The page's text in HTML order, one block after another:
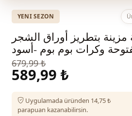
YENI SEZON
بتطريز أوراق الشجر
وكرات بوم بوم -أسود
679,99 ₺
589,99 ₺
Uygulamada üründen 14,75 ₺
parapuan kazanabilirsin.